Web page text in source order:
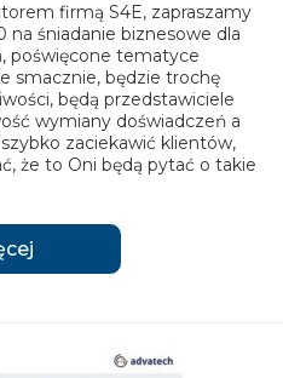
firmą S4E, zapraszamy
na śniadanie biznesowe dla
poświęcone tematyce
smacznie, będzie trochę
będą przedstawiciele
wymiany doświadczeń a
zaciekawić klientów,
że to Oni będą pytać o takie